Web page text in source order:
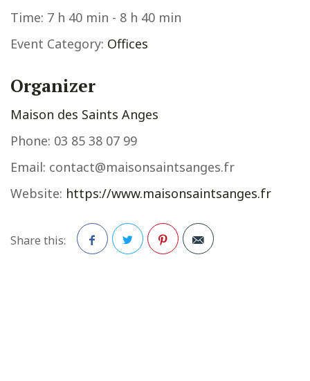
Time: 7 h 40 min - 8 h 40 min
Event Category: Offices
Organizer
Maison des Saints Anges
Phone: 03 85 38 07 99
Email: contact@maisonsaintsanges.fr
Website: https://www.maisonsaintsanges.fr
Share this: